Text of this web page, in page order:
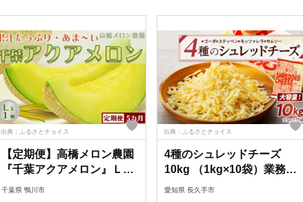
出典：ふるさとチョイス
【定期便】高橋メロン農園
『千葉アクアメロン』Ｌ玉
以上 １個 × ５回発送
千葉県 鴨川市
出典：ふるさとチョイス
4種のシュレッドチーズ
10kg （1kg×10袋）業務用
大容量
愛知県 長久手市